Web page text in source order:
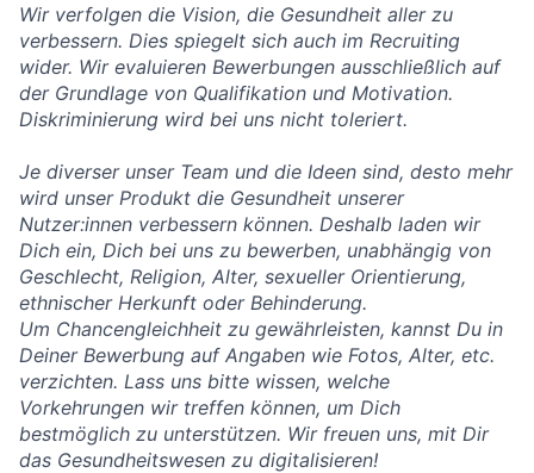
Wir verfolgen die Vision, die Gesundheit aller zu
verbessern. Dies spiegelt sich auch im Recruiting
wider. Wir evaluieren Bewerbungen ausschließlich auf
der Grundlage von Qualifikation und Motivation.
Diskriminierung wird bei uns nicht toleriert.
Je diverser unser Team und die Ideen sind, desto mehr
wird unser Produkt die Gesundheit unserer
Nutzer:innen verbessern können. Deshalb laden wir
Dich ein, Dich bei uns zu bewerben, unabhängig von
Geschlecht, Religion, Alter, sexueller Orientierung,
ethnischer Herkunft oder Behinderung.
Um Chancengleichheit zu gewährleisten, kannst Du in
Deiner Bewerbung auf Angaben wie Fotos, Alter, etc.
verzichten. Lass uns bitte wissen, welche
Vorkehrungen wir treffen können, um Dich
bestmöglich zu unterstützen. Wir freuen uns, mit Dir
das Gesundheitswesen zu digitalisieren!